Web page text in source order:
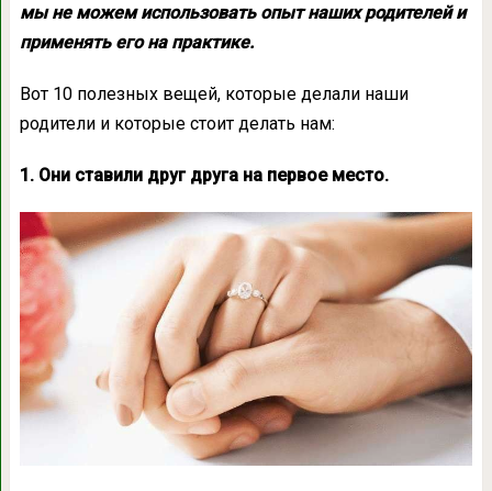
мы не можем использовать опыт наших родителей и
применять его на практике.
Вот 10 полезных вещей, которые делали наши
родители и которые стоит делать нам:
1. Они ставили друг друга на первое место.